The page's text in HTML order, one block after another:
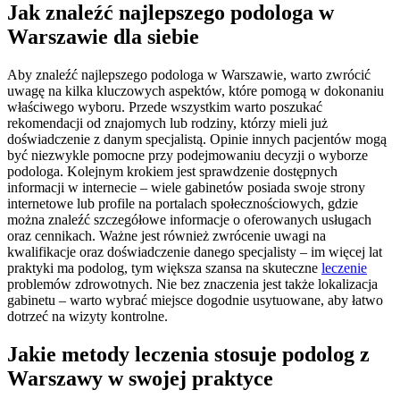
Jak znaleźć najlepszego podologa w
Warszawie dla siebie
Aby znaleźć najlepszego podologa w Warszawie, warto zwrócić
uwagę na kilka kluczowych aspektów, które pomogą w dokonaniu
właściwego wyboru. Przede wszystkim warto poszukać
rekomendacji od znajomych lub rodziny, którzy mieli już
doświadczenie z danym specjalistą. Opinie innych pacjentów mogą
być niezwykle pomocne przy podejmowaniu decyzji o wyborze
podologa. Kolejnym krokiem jest sprawdzenie dostępnych
informacji w internecie – wiele gabinetów posiada swoje strony
internetowe lub profile na portalach społecznościowych, gdzie
można znaleźć szczegółowe informacje o oferowanych usługach
oraz cennikach. Ważne jest również zwrócenie uwagi na
kwalifikacje oraz doświadczenie danego specjalisty – im więcej lat
praktyki ma podolog, tym większa szansa na skuteczne leczenie
problemów zdrowotnych. Nie bez znaczenia jest także lokalizacja
gabinetu – warto wybrać miejsce dogodnie usytuowane, aby łatwo
dotrzeć na wizyty kontrolne.
Jakie metody leczenia stosuje podolog z
Warszawy w swojej praktyce